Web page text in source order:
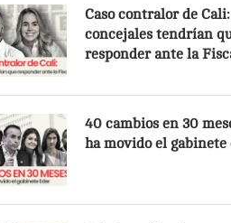
Caso contralor de
concejales tendrían
responder ante la
40 cambios en 30
ha movido el gabinete